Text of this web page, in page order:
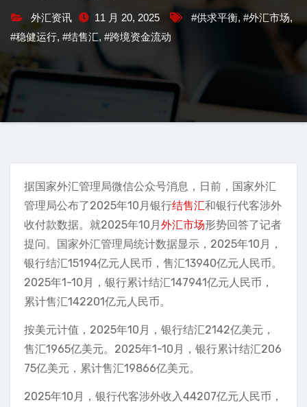
外汇资讯 11 月 20, 2025 #供求平衡, #外汇市场,
#稳健运行, #结售汇, #跨境资金流动
据国家外汇管理局微信公众号消息，日前，国家外汇
管理局公布了2025年10月银行结售汇和银行代客涉外
收付款数据。就2025年10月外汇市场形势回答了记者
提问。国家外汇管理局统计数据显示，2025年10月，
银行结汇15194亿元人民币，售汇13940亿元人民币。
2025年1-10月，银行累计结汇147941亿元人民币，
累计售汇142201亿元人民币。
按美元计值，2025年10月，银行结汇2142亿美元，
售汇1965亿美元。2025年1-10月，银行累计结汇206
75亿美元，累计售汇19866亿美元。
2025年10月，银行代客涉外收入44207亿元人民币，